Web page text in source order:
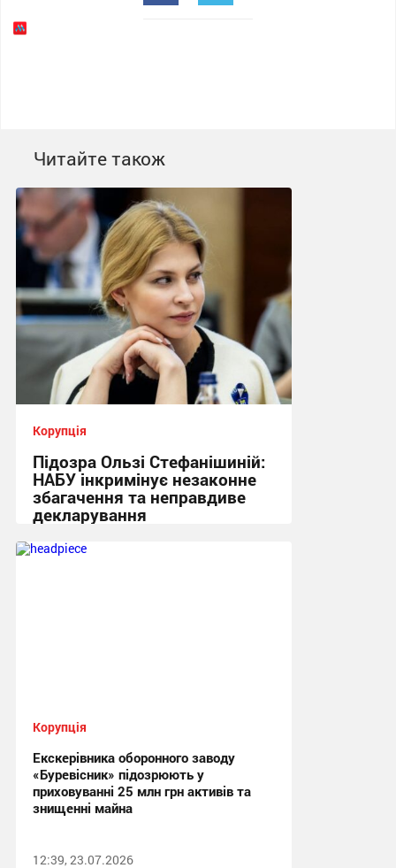
Читайте також
Корупція
Підозра Ользі Стефанішиній:
НАБУ інкримінує незаконне
збагачення та неправдиве
декларування
Корупція
Екскерівника оборонного заводу
«Буревісник» підозрюють у
приховуванні 25 млн грн активів та
знищенні майна
12:39, 23.07.2026